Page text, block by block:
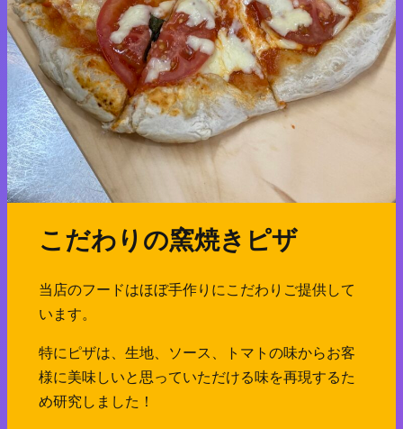
こだわりの窯焼きピザ
当店のフードはほぼ手作りにこだわりご提供して
います。
特にピザは、生地、ソース、トマトの味からお客
様に美味しいと思っていただける味を再現するた
め研究しました！